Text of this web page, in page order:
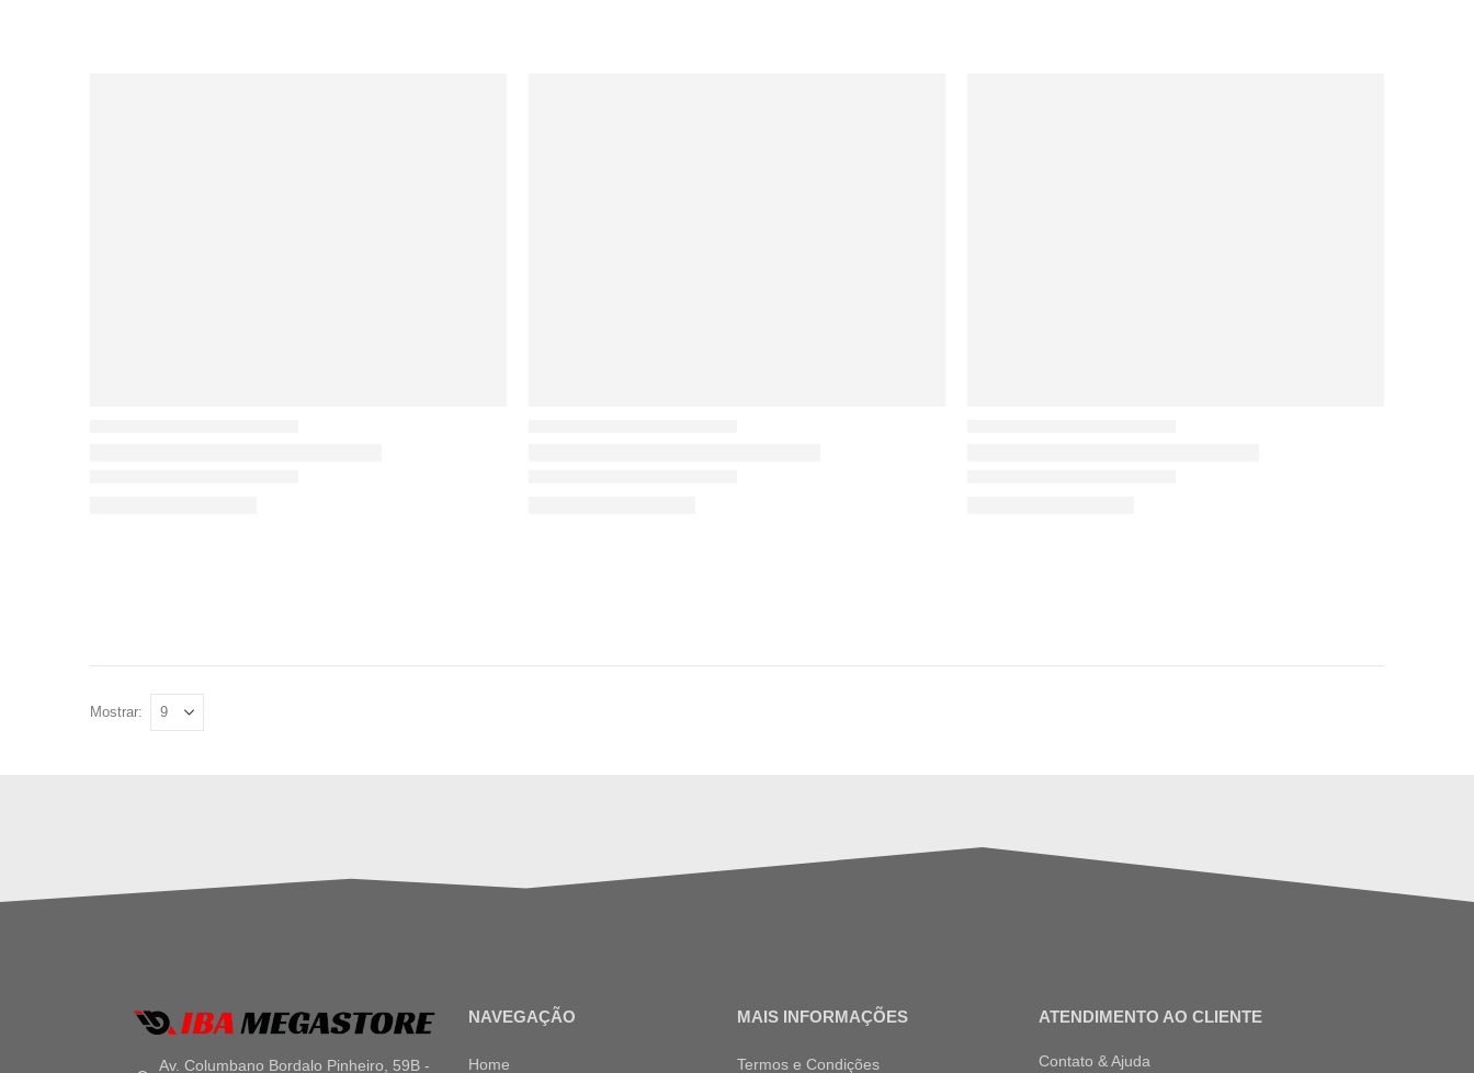
Mostrar:
Av. Columbano Bordalo Pinheiro, 59B -
NAVEGAÇÃO
Home
MAIS INFORMAÇÕES
Termos e Condições
ATENDIMENTO AO CLIENTE
Contato & Ajuda